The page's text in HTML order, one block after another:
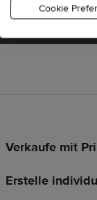
Fußzeilen-
Verkaufe mit
Erstelle
Cookie